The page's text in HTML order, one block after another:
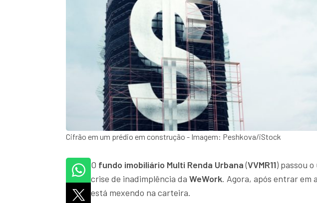
Cifrão em um prédio em construção - Imagem: Peshkova/iStock
O fundo imobiliário Multi Renda Urbana(VVMR11) passou
crise de inadimplência da WeWork. Agora, após entrar em
está mexendo na carteira.